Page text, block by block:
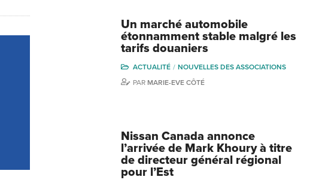
Un marché automobile
étonnamment stable malgré les
tarifs douaniers
ACTUALITÉ
NOUVELLES DES ASSOCIATIONS
PAR MARIE-EVE CÔTÉ
Nissan Canada annonce
l’arrivée de Mark Khoury à titre
de directeur général régional
pour l’Est